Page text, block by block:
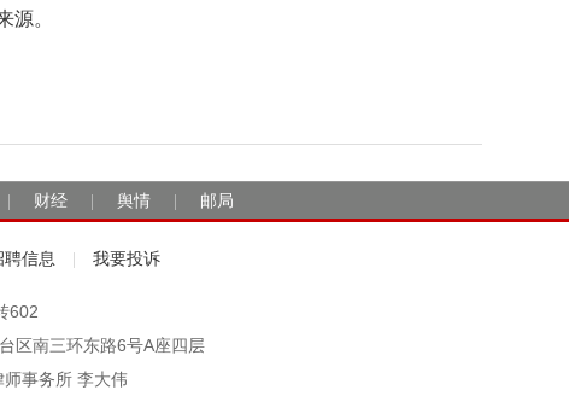
源。
财经 舆情 邮局
聘信息 我要投诉
602
区南三环东路6号A座四层
事务所 李大伟